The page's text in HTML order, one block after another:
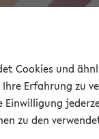
Forschung
Cookies und
Erfahrung zu
Einwilligung
zu den